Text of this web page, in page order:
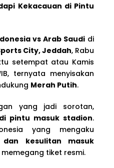
Kekacauan di Pintu
vs Arab Saudi di
City, Jeddah, Rabu
setempat atau Kamis
ternyata menyisakan
Merah Putih.
yang jadi sorotan,
pintu masuk stadion.
yang mengaku
dan kesulitan masuk
tiket resmi.